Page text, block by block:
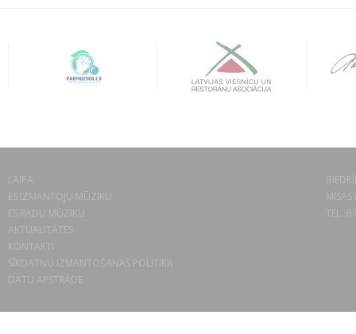
LAIPA
ES IZMANTOJU MŪZIKU
ES RADU MŪZIKU
AKTUALITĀTES
KONTAKTI
SĪKDATŅU IZMANTOŠANAS POLITIKA
DATU APSTRĀDE
TEL.